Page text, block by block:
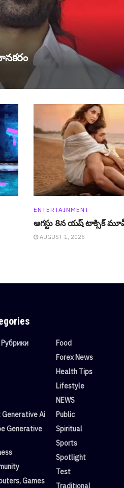
ENTERTAINMENT
ఆగ‌స్టు 8న యష్ టాక్సిక్
AUGUST 1, 2026
Generative Ai
Generative
Games
Food
Forex News
Health Tips
Lifestyle
NEWS
Public
Spiritual
Sports
Spotlight
Test
Traditional